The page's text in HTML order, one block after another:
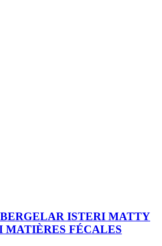
ISTERI MATTY
FÉCALES